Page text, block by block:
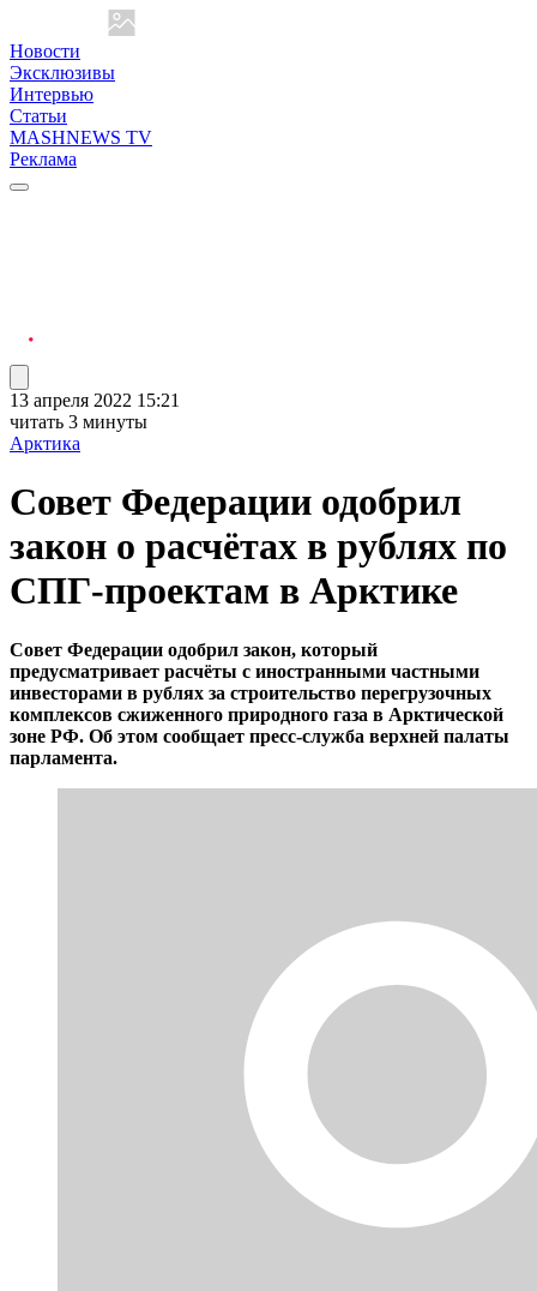
Новости
Эксклюзивы
Интервью
Статьи
MASHNEWS TV
Реклама
13 апреля 2022 15:21
читать 3 минуты
Арктика
Совет Федерации одобрил
закон о расчётах в рублях по
СПГ-проектам в Арктике
Совет Федерации одобрил закон, который
предусматривает расчёты с иностранными частными
инвесторами в рублях за строительство перегрузочных
комплексов сжиженного природного газа в Арктической
зоне РФ. Об этом сообщает пресс-служба верхней палаты
парламента.